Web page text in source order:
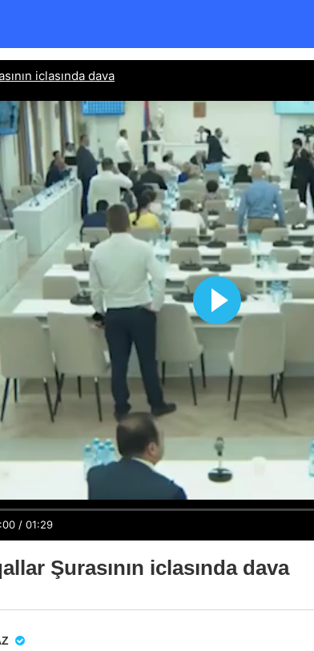
Şurasının iclasında dava